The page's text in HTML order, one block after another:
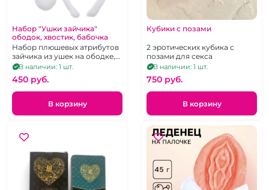
Набор "Ушки зайчика"
ободок, хвостик, бабочка
Набор плюшевых атрибутов
зайчика из ушек на ободке,
хвостика и галстука-
бабочки, унисекс
В наличии: 1 шт.
450 pуб.
В корзину
Кубики с позами
2 эротических кубика с
позами для секса
В наличии: 1 шт.
750 pуб.
В корзину